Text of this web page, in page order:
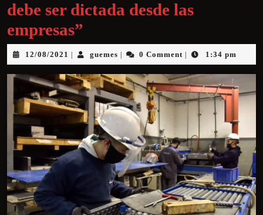
debe ser dictada desde las
empresas”
12/08/2021 guemes 0 Comment 1:34 pm